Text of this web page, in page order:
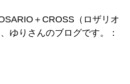
＋CROSS（ロザリオ
ゆりさんのブログです。：